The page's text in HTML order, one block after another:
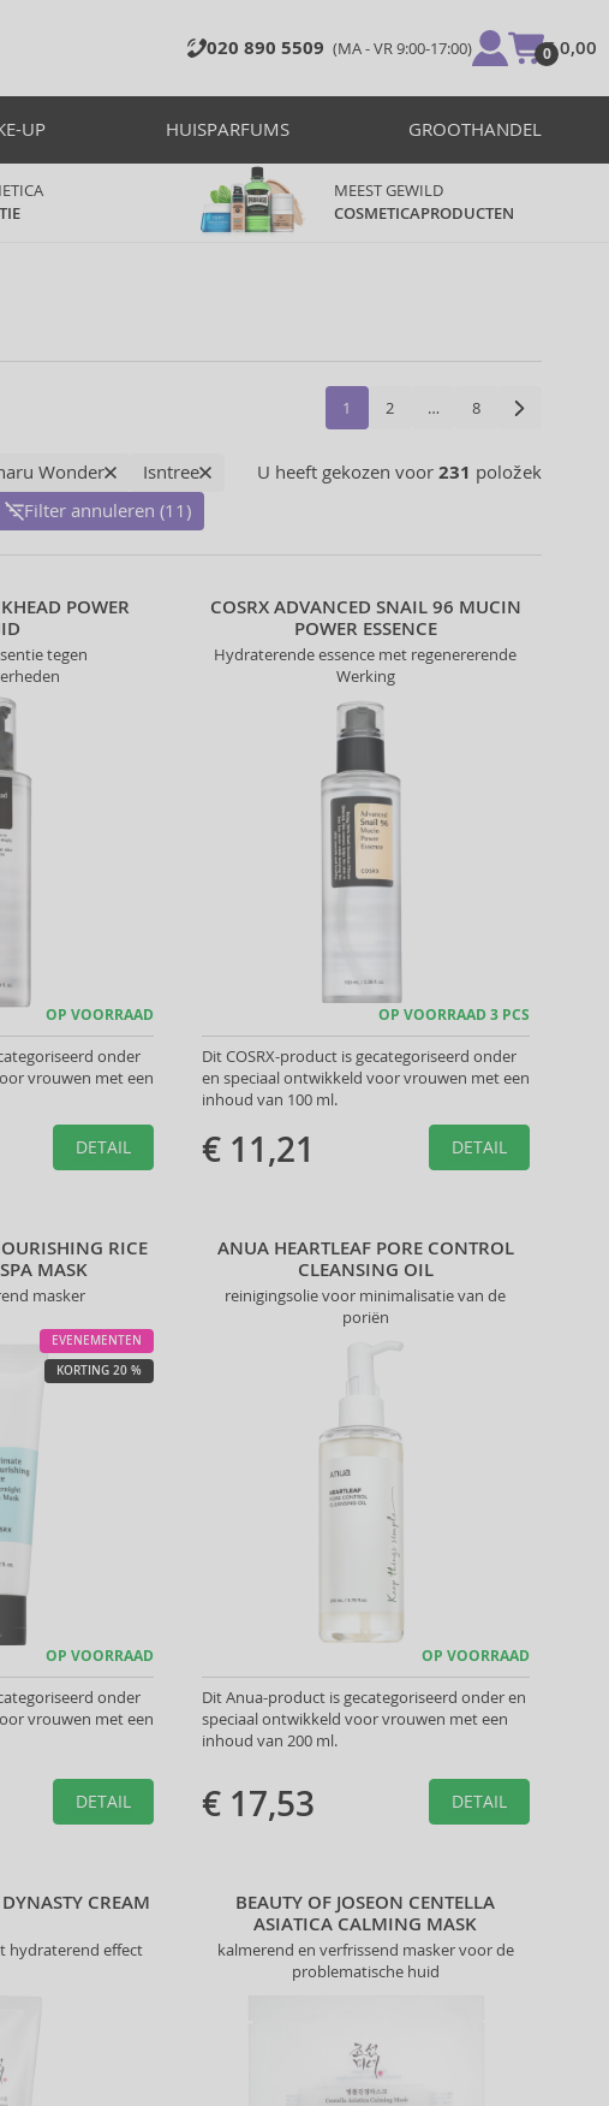
020 890 5509 (MA - VR 9:00-17:00) 0
€ 0,00
UP HUISPARFUMS GROOTHANDEL
MEEST GEWILD
COSMETICAPRODUCTEN
1 2 … 8
U heeft gekozen voor 231 položek
Wonder
Isntree
Filter annuleren (11)
POWER
tegen
OP VOORRAAD
onder
vrouwen met een
DETAIL
COSRX ADVANCED SNAIL 96 MUCIN
POWER ESSENCE
Hydraterende essence met regenererende
Werking
OP VOORRAAD 3 PCS
Dit COSRX-product is gecategoriseerd onder
en speciaal ontwikkeld voor vrouwen met een
inhoud van 100 ml.
€ 11,21 DETAIL
RICE
MASK
masker
EVENEMENTEN
KORTING 20 %
OP VOORRAAD
onder
vrouwen met een
DETAIL
ANUA HEARTLEAF PORE CONTROL
CLEANSING OIL
reinigingsolie voor minimalisatie van de
poriën
OP VOORRAAD
Dit Anua-product is gecategoriseerd onder en
speciaal ontwikkeld voor vrouwen met een
inhoud van 200 ml.
€ 17,53 DETAIL
CREAM
hydraterend effect
BEAUTY OF JOSEON CENTELLA
ASIATICA CALMING MASK
kalmerend en verfrissend masker voor de
problematische huid